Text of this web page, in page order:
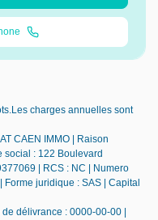
charges annuelles sont
CAEN IMMO | Raison
social : 122 Boulevard
| RCS : NC | Numero
juridique : SAS | Capital
délivrance : 0000-00-00 |